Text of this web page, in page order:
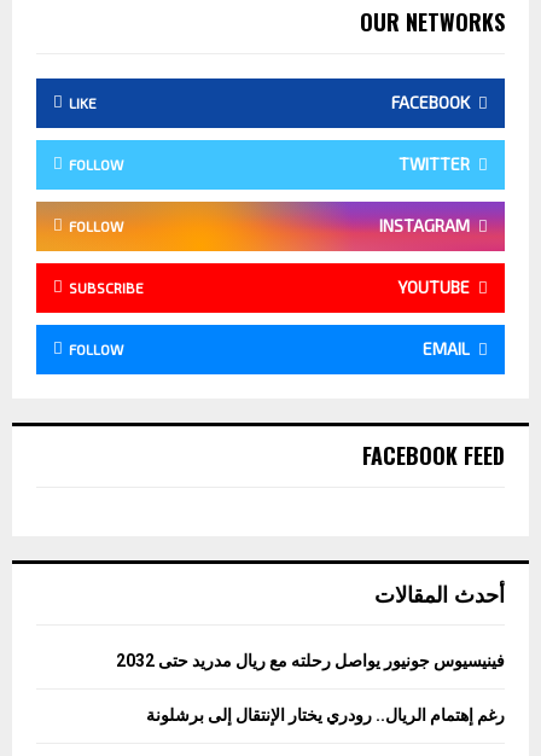
OUR NETWORKS
FACEBOOK
LIKE
TWITTER
FOLLOW
INSTAGRAM
FOLLOW
YOUTUBE
SUBSCRIBE
EMAIL
FOLLOW
FACEBOOK FEED
أحدث المقالات
فينيسيوس جونيور يواصل رحلته مع ريال مدريد حتى 2032
رغم إهتمام الريال.. رودري يختار الإنتقال إلى برشلونة